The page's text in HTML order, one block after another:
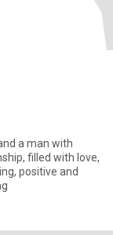
a man with
filled with love,
positive and